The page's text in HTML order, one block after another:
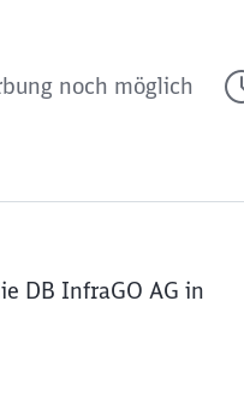
noch möglich
DB InfraGO AG in